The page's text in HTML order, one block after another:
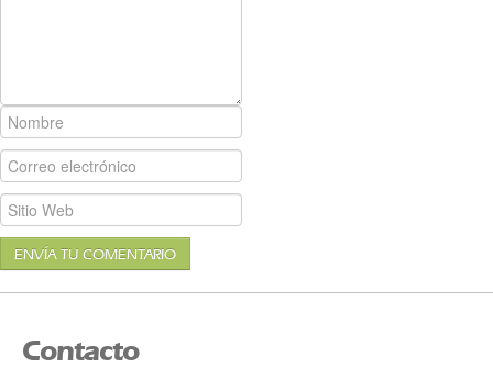
ENVÍA TU COMENTARIO
Contacto